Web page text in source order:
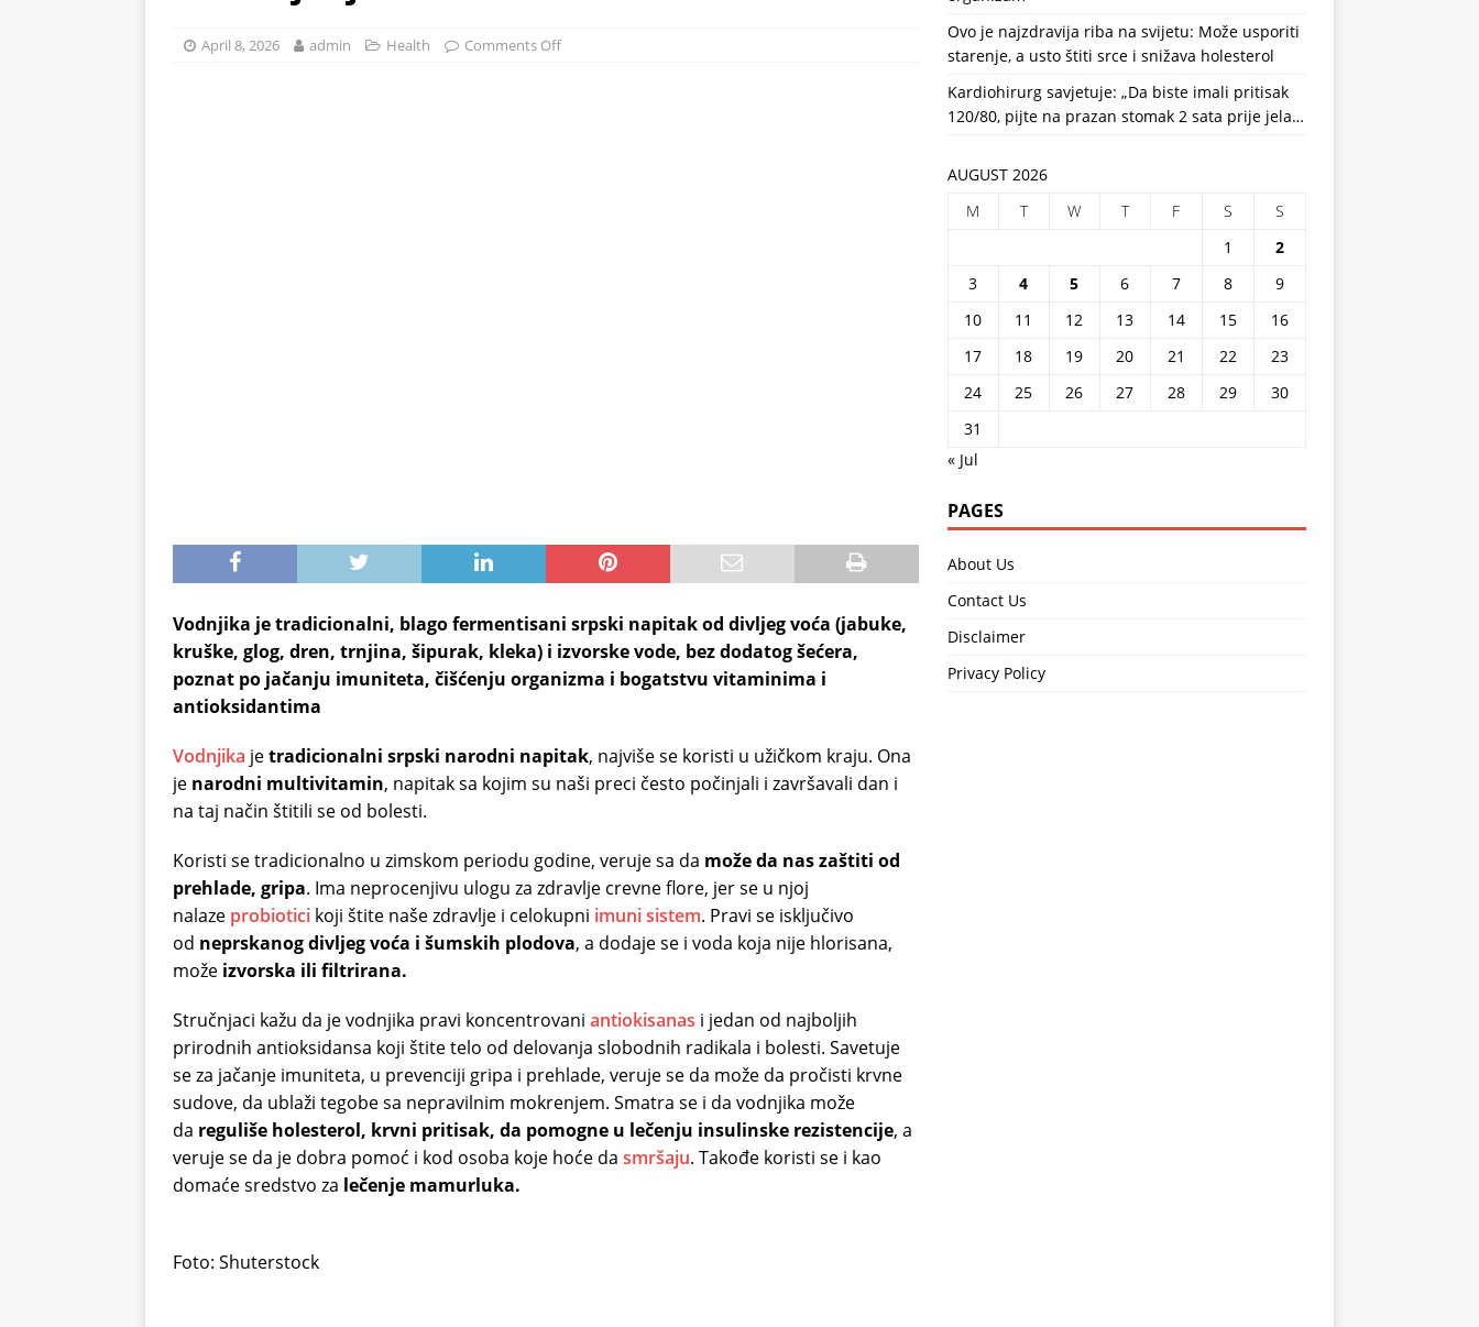
April 8, 2026 admin Health Comments Off
Vodnjika je tradicionalni, blago fermentisani srpski napitak od divljeg voća (jabuke,
kruške, glog, dren, trnjina, šipurak, kleka) i izvorske vode, bez dodatog šećera,
poznat po jačanju imuniteta, čišćenju organizma i bogatstvu vitaminima i
antioksidantima
Vodnjika jetradicionalni srpski narodni napitak, najviše se koristi u užičkom kraju. Ona
je narodni multivitamin, napitak sa kojim su naši preci često počinjali i završavali dan i
na taj način štitili se od bolesti.
Koristi se tradicionalno u zimskom periodu godine, veruje sa da može da nas zaštiti od
prehlade, gripa. Ima neprocenjivu ulogu za zdravlje crevne flore, jer se u njoj
nalaze probiotici koji štite naše zdravlje i celokupni imuni sistem. Pravi se isključivo
od neprskanog divljeg voća i šumskih plodova, a dodaje se i voda koja nije hlorisana,
može izvorska ili filtrirana.
Stručnjaci kažu da je vodnjika pravi koncentrovani antiokisanas i jedan od najboljih
prirodnih antioksidansa koji štite telo od delovanja slobodnih radikala i bolesti. Savetuje
se za jačanje imuniteta, u prevenciji gripa i prehlade, veruje se da može da pročisti krvne
sudove, da ublaži tegobe sa nepravilnim mokrenjem. Smatra se i da vodnjika može
da reguliše holesterol, krvni pritisak, da pomogne u lečenju insulinske rezistencije, a
veruje se da je dobra pomoć i kod osoba koje hoće da smršaju. Takođe koristi se i kao
domaće sredstvo za lečenje mamurluka.
Foto: Shuterstock
Ovo je najzdravija riba na svijetu: Može usporiti
starenje, a usto štiti srce i snižava holesterol
Kardiohirurg savjetuje: „Da biste imali pritisak
120/80, pijte na prazan stomak 2 sata prije jela…
AUGUST 2026
M
T W T F S
S
1
2
3
4 5 6 7 8
9
10
11 12 13 14 15
16
17
18 19 20 21 22
23
24
25 26 27 28 29
30
31
« Jul
PAGES
About Us
Contact Us
Disclaimer
Privacy Policy